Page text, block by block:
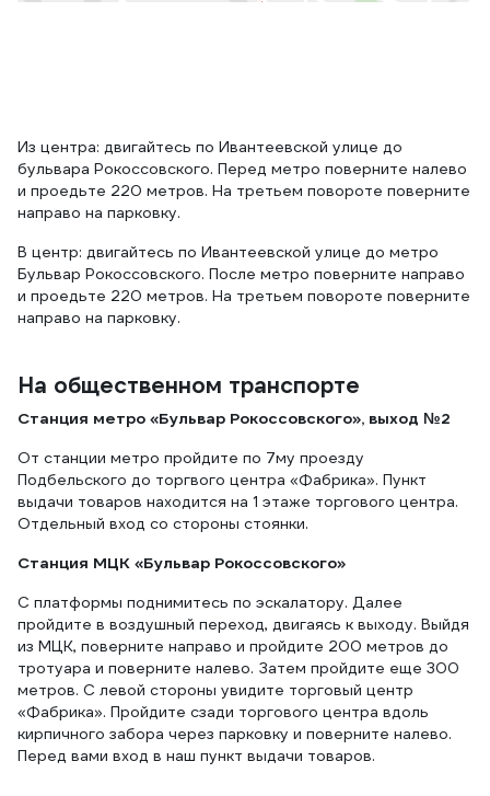
Из центра: двигайтесь по Ивантеевской улице до
бульвара Рокоссовского. Перед метро поверните налево
и проедьте 220 метров. На третьем повороте поверните
направо на парковку.
В центр: двигайтесь по Ивантеевской улице до метро
Бульвар Рокоссовского. После метро поверните направо
и проедьте 220 метров. На третьем повороте поверните
направо на парковку.
На общественном транспорте
Станция метро «Бульвар Рокоссовского», выход №2
От станции метро пройдите по 7му проезду
Подбельского до торгвого центра «Фабрика». Пункт
выдачи товаров находится на 1 этаже торгового центра.
Отдельный вход со стороны стоянки.
Станция МЦК «Бульвар Рокоссовского»
С платформы поднимитесь по эскалатору. Далее
пройдите в воздушный переход, двигаясь к выходу. Выйдя
из МЦК, поверните направо и пройдите 200 метров до
тротуара и поверните налево. Затем пройдите еще 300
метров. С левой стороны увидите торговый центр
«Фабрика». Пройдите сзади торгового центра вдоль
кирпичного забора через парковку и поверните налево.
Перед вами вход в наш пункт выдачи товаров.